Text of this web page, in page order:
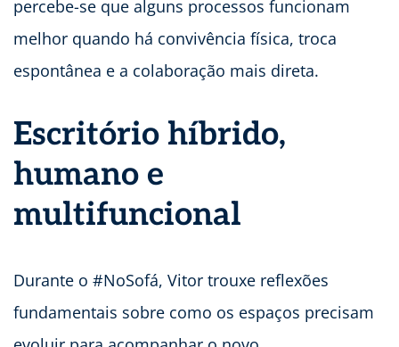
percebe-se que alguns processos funcionam
melhor quando há convivência física, troca
espontânea e a colaboração mais direta.
Escritório híbrido,
humano e
multifuncional
Durante o #NoSofá, Vitor trouxe reflexões
fundamentais sobre como os espaços precisam